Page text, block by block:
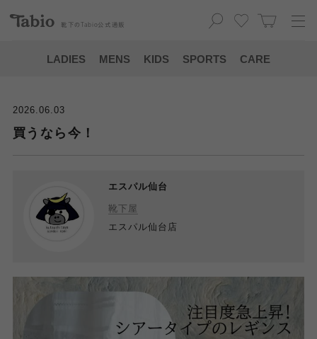
靴下の Tabio 公式通販
LADIES MENS KIDS SPORTS CARE
2026.06.03
買うなら今！
エスパル仙台
靴下屋
エスパル仙台店